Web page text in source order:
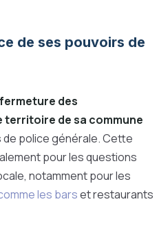
de ses pouvoirs de
des
territoire de sa commune
police générale. Cette
pour les questions
notamment pour les
les barset restaurants